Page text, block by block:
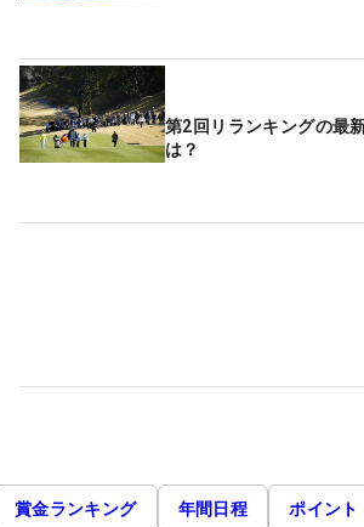
第2回リランキングの最
は？
賞金ランキング 年間日程 ポイント